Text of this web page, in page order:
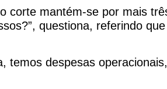
mantém-se por mais
questiona, referindo que
temos despesas